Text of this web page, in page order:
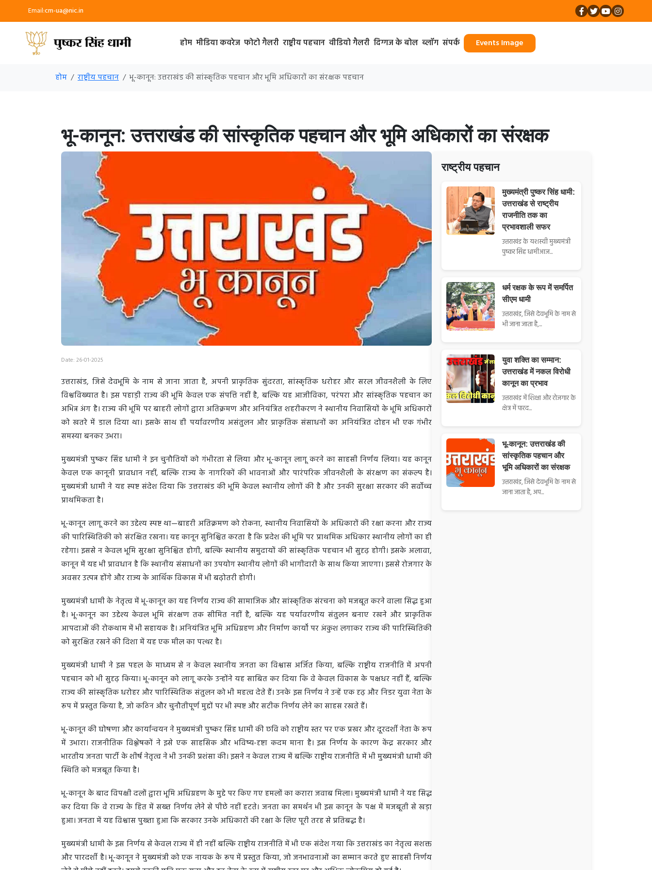
Email:cm-ua@nic.in
होम मीडिया कवरेज फोटो गैलरी राष्ट्रीय पहचान वीडियो गैलरी दिग्गज के बोल ब्लॉग संपर्क Events Image
होम राष्ट्रीय पहचान भू-कानून: उत्तराखंड की सांस्कृतिक पहचान और भूमि अधिकारों का संरक्षक पहचान
भू-कानून: उत्तराखंड की सांस्कृतिक पहचान और भूमि अधिकारों का संरक्षक
Date: 26-01-2025
उत्तराखंड, जिसे देवभूमि के नाम से जाना जाता है, अपनी प्राकृतिक सुंदरता, सांस्कृतिक धरोहर और सरल जीवनशैली के लिए
विश्वविख्यात है। इस पहाड़ी राज्य की भूमि केवल एक संपत्ति नहीं है, बल्कि यह आजीविका, परंपरा और सांस्कृतिक पहचान का
अभिन्न अंग है। राज्य की भूमि पर बाहरी लोगों द्वारा अतिक्रमण और अनियंत्रित शहरीकरण ने स्थानीय निवासियों के भूमि अधिकारों
को खतरे में डाल दिया था। इसके साथ ही पर्यावरणीय असंतुलन और प्राकृतिक संसाधनों का अनियंत्रित दोहन भी एक गंभीर
समस्या बनकर उभरा।
मुख्यमंत्री पुष्कर सिंह धामी ने इन चुनौतियों को गंभीरता से लिया और भू-कानून लागू करने का साहसी निर्णय लिया। यह कानून
केवल एक कानूनी प्रावधान नहीं, बल्कि राज्य के नागरिकों की भावनाओं और पारंपरिक जीवनशैली के संरक्षण का संकल्प है।
मुख्यमंत्री धामी ने यह स्पष्ट संदेश दिया कि उत्तराखंड की भूमि केवल स्थानीय लोगों की है और उनकी सुरक्षा सरकार की सर्वोच्च
प्राथमिकता है।
भू-कानून लागू करने का उद्देश्य स्पष्ट था—बाहरी अतिक्रमण को रोकना, स्थानीय निवासियों के अधिकारों की रक्षा करना और राज्य
की पारिस्थितिकी को संरक्षित रखना। यह कानून सुनिश्चित करता है कि प्रदेश की भूमि पर प्राथमिक अधिकार स्थानीय लोगों का ही
रहेगा। इससे न केवल भूमि सुरक्षा सुनिश्चित होगी, बल्कि स्थानीय समुदायों की सांस्कृतिक पहचान भी सुदृढ़ होगी। इसके अलावा,
कानून में यह भी प्रावधान है कि स्थानीय संसाधनों का उपयोग स्थानीय लोगों की भागीदारी के साथ किया जाएगा। इससे रोजगार के
अवसर उत्पन्न होंगे और राज्य के आर्थिक विकास में भी बढ़ोतरी होगी।
मुख्यमंत्री धामी के नेतृत्व में भू-कानून का यह निर्णय राज्य की सामाजिक और सांस्कृतिक संरचना को मजबूत करने वाला सिद्ध हुआ
है। भू-कानून का उद्देश्य केवल भूमि संरक्षण तक सीमित नहीं है, बल्कि यह पर्यावरणीय संतुलन बनाए रखने और प्राकृतिक
आपदाओं की रोकथाम में भी सहायक है। अनियंत्रित भूमि अधिग्रहण और निर्माण कार्यों पर अंकुश लगाकर राज्य की पारिस्थितिकी
को सुरक्षित रखने की दिशा में यह एक मील का पत्थर है।
मुख्यमंत्री धामी ने इस पहल के माध्यम से न केवल स्थानीय जनता का विश्वास अर्जित किया, बल्कि राष्ट्रीय राजनीति में अपनी
पहचान को भी सुदृढ़ किया। भू-कानून को लागू करके उन्होंने यह साबित कर दिया कि वे केवल विकास के पक्षधर नहीं हैं, बल्कि
राज्य की सांस्कृतिक धरोहर और पारिस्थितिक संतुलन को भी महत्व देते हैं। उनके इस निर्णय ने उन्हें एक दृढ़ और निडर युवा नेता के
रूप में प्रस्तुत किया है, जो कठिन और चुनौतीपूर्ण मुद्दों पर भी स्पष्ट और सटीक निर्णय लेने का साहस रखते हैं।
भू-कानून की घोषणा और कार्यान्वयन ने मुख्यमंत्री पुष्कर सिंह धामी की छवि को राष्ट्रीय स्तर पर एक प्रखर और दूरदर्शी नेता के रूप
में उभारा। राजनीतिक विश्लेषकों ने इसे एक साहसिक और भविष्य-दृष्टा कदम माना है। इस निर्णय के कारण केंद्र सरकार और
भारतीय जनता पार्टी के शीर्ष नेतृत्व ने भी उनकी प्रशंसा की। इसने न केवल राज्य में बल्कि राष्ट्रीय राजनीति में भी मुख्यमंत्री धामी की
स्थिति को मजबूत किया है।
भू-कानून के बाद विपक्षी दलों द्वारा भूमि अधिग्रहण के मुद्दे पर किए गए हमलों का करारा जवाब मिला। मुख्यमंत्री धामी ने यह सिद्ध
कर दिया कि वे राज्य के हित में सख्त निर्णय लेने से पीछे नहीं हटते। जनता का समर्थन भी इस कानून के पक्ष में मजबूती से खड़ा
हुआ। जनता में यह विश्वास पुख्ता हुआ कि सरकार उनके अधिकारों की रक्षा के लिए पूरी तरह से प्रतिबद्ध है।
मुख्यमंत्री धामी के इस निर्णय से केवल राज्य में ही नहीं बल्कि राष्ट्रीय राजनीति में भी एक संदेश गया कि उत्तराखंड का नेतृत्व सशक्त
और पारदर्शी है। भू-कानून ने मुख्यमंत्री को एक नायक के रूप में प्रस्तुत किया, जो जनभावनाओं का सम्मान करते हुए साहसी निर्णय
राष्ट्रीय पहचान
मुख्यमंत्री पुष्कर सिंह धामी:
उत्तराखंड से राष्ट्रीय
राजनीति तक का
प्रभावशाली सफर
उत्तराखंड के यशस्वी मुख्यमंत्री
पुष्कर सिंह धामीआज...
धर्म रक्षक के रूप में समर्पित
सीएम धामी
उत्तराखंड, जिसे देवभूमि के नाम से
भी जाना जाता है,...
युवा शक्ति का सम्मान:
उत्तराखंड में नकल विरोधी
कानून का प्रभाव
उत्तराखंड में शिक्षा और रोजगार के
क्षेत्र में पारद...
भू-कानून: उत्तराखंड की
सांस्कृतिक पहचान और
भूमि अधिकारों का संरक्षक
उत्तराखंड, जिसे देवभूमि के नाम से
जाना जाता है, अप...